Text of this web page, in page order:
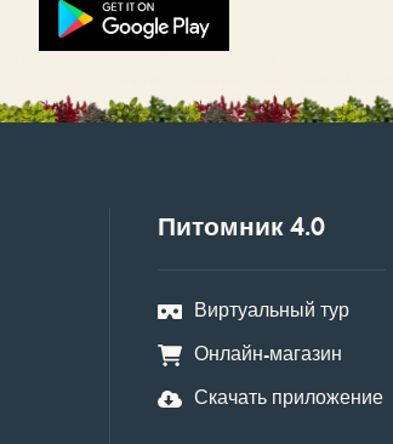
Питомник 4.0
Виртуальный тур
Онлайн-магазин
Скачать приложение